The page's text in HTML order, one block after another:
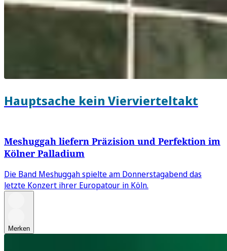
Hauptsache kein Viervierteltakt
Meshuggah liefern Präzision und Perfektion im
Kölner Palladium
Die Band Meshuggah spielte am Donnerstagabend das
letzte Konzert ihrer Europatour in Köln.
Merken